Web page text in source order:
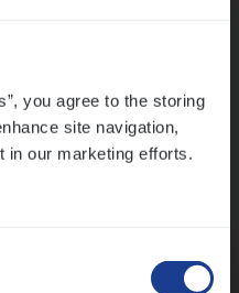
you agree to the storing
site navigation,
in our marketing efforts.